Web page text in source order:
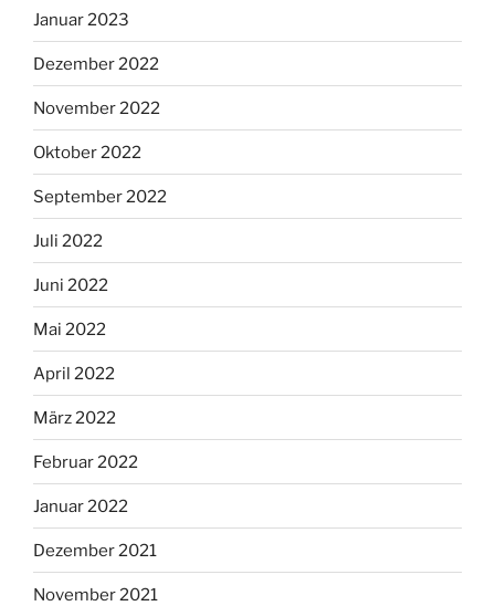
Januar 2023
Dezember 2022
November 2022
Oktober 2022
September 2022
Juli 2022
Juni 2022
Mai 2022
April 2022
März 2022
Februar 2022
Januar 2022
Dezember 2021
November 2021